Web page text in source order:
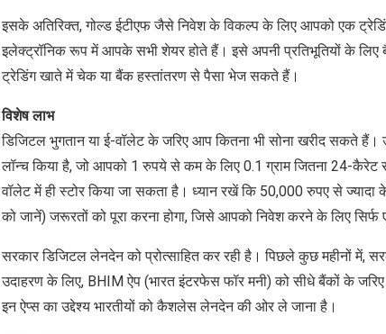
इसके अतिरिक्त, गोल्ड ईटीएफ जैसे निवेश के विकल्प के लिए आपको एक
इलेक्ट्रॉनिक रूप में आपके सभी शेयर होते हैं। इसे अपनी प्रतिभूतियों के
ट्रेडिंग खाते में चेक या बैंक हस्तांतरण से पैसा भेज सकते हैं।
विशेष लाभ
डिजिटल भुगतान या ई-वॉलेट के जरिए आप कितना भी सोना खरीद सकते
लॉन्च किया है, जो आपको 1 रुपये से कम के लिए 0.1 ग्राम जितना 24-कैरेट
वॉलेट में ही स्टोर किया जा सकता है। ध्यान रखें कि 50,000 रुपए से
को जानें) जरूरतों को पूरा करना होगा, जिसे आपको निवेश करने के लिए सिर्फ
सरकार डिजिटल लेनदेन को प्रोत्साहित कर रही है। पिछले कुछ महीनों में,
उदाहरण के लिए, BHIM ऐप (भारत इंटरफेस फॉर मनी) को सीधे बैंकों के जरिए
इन ऐप्‍स का उद्देश्य भारतीयों को कैशलेस लेनदेन की ओर ले जाना है।